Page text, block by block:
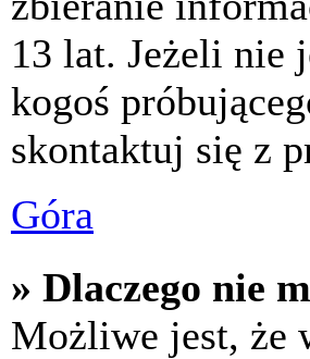
13 lat. Jeżeli nie
kogoś
skontaktuj się z
Góra
» Dlaczego nie
Możliwe jest, że